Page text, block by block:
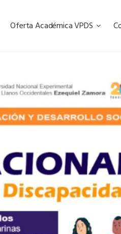
Oferta Académica VPDS